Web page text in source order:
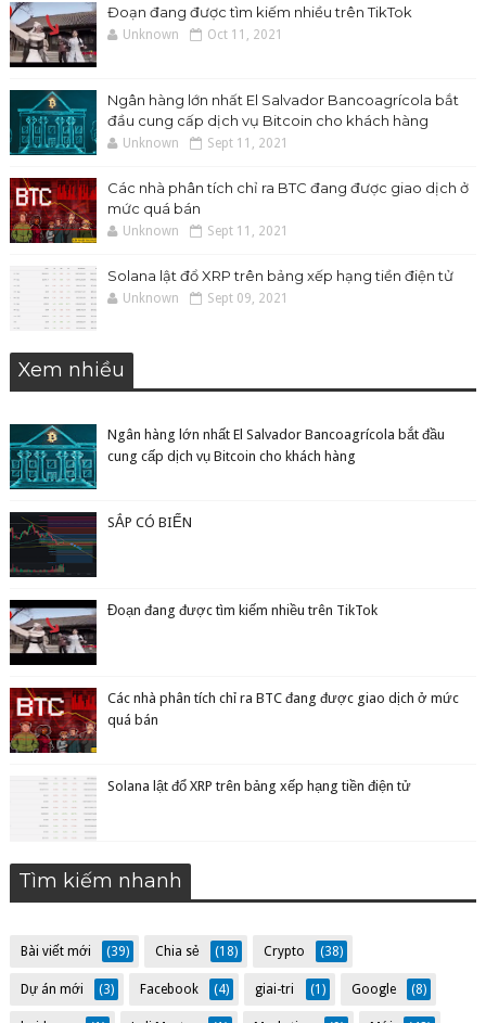
Đoạn đang được tìm kiếm nhiều trên TikTok
Unknown Oct 11, 2021
Ngân hàng lớn nhất El Salvador Bancoagrícola bắt
đầu cung cấp dịch vụ Bitcoin cho khách hàng
Unknown Sept 11, 2021
Các nhà phân tích chỉ ra BTC đang được giao dịch ở
mức quá bán
Unknown Sept 11, 2021
Solana lật đổ XRP trên bảng xếp hạng tiền điện tử
Unknown Sept 09, 2021
Xem nhiều
Ngân hàng lớn nhất El Salvador Bancoagrícola bắt đầu
cung cấp dịch vụ Bitcoin cho khách hàng
SẮP CÓ BIẾN
Đoạn đang được tìm kiếm nhiều trên TikTok
Các nhà phân tích chỉ ra BTC đang được giao dịch ở mức
quá bán
Solana lật đổ XRP trên bảng xếp hạng tiền điện tử
Tìm kiếm nhanh
Bài viết mới (39) Chia sẻ (18) Crypto (38)
Dự án mới (3) Facebook (4) giai-tri (1) Google (8)